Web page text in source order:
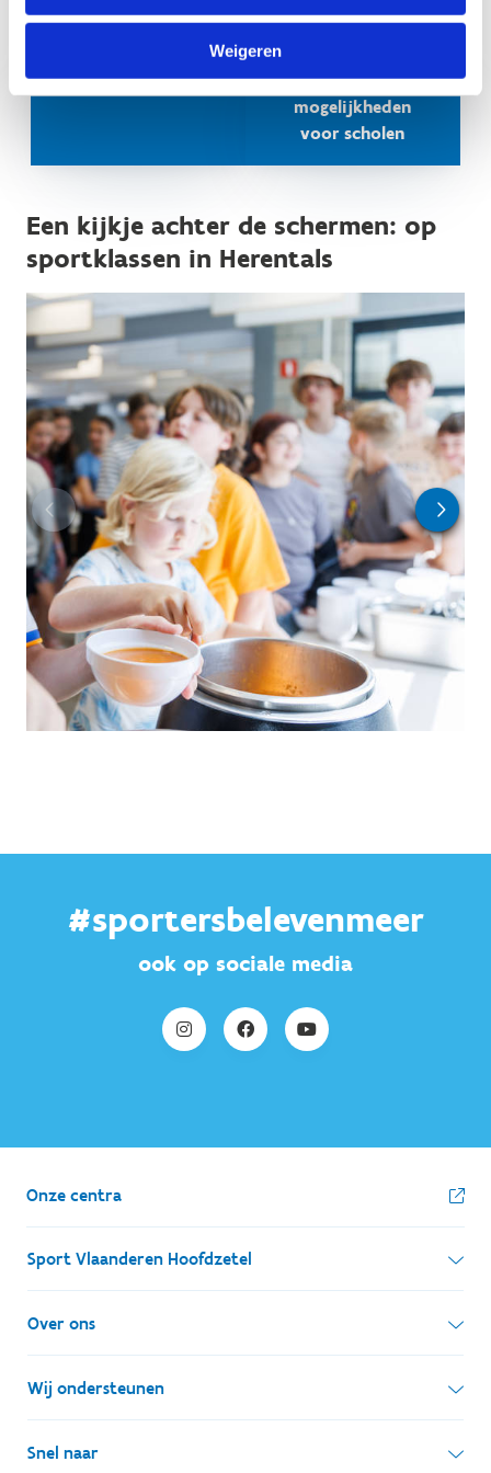
Weigeren
sportklas aan
andere
mogelijkheden
voor scholen
Een kijkje achter de schermen: op
sportklassen in Herentals
#sportersbelevenmeer
ook op sociale media
Onze centra
Sport Vlaanderen Hoofdzetel
Simon Bolivarlaan 17
1000 Brussel
Ondernemingsnummer: BE 0248.142.826
Over ons
Wie zijn we, wat doen we
Onze centra
Wij ondersteunen
Lokale besturen
Snel naar